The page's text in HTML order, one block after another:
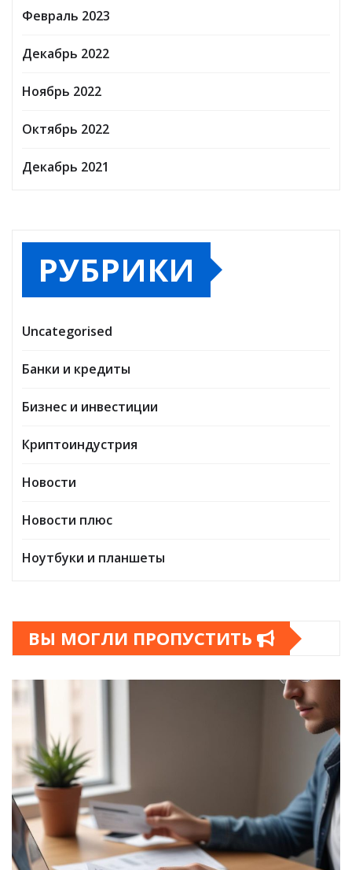
Февраль 2023
Декабрь 2022
Ноябрь 2022
Октябрь 2022
Декабрь 2021
РУБРИКИ
Uncategorised
Банки и кредиты
Бизнес и инвестиции
Криптоиндустрия
Новости
Новости плюс
Ноутбуки и планшеты
ВЫ МОГЛИ ПРОПУСТИТЬ